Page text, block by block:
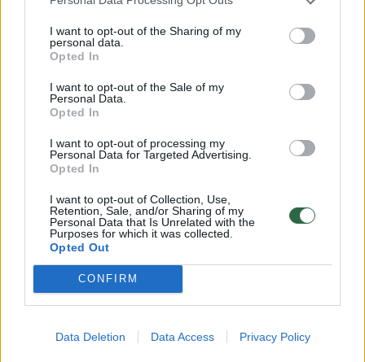
I want to opt-out of the Sharing of my
personal data.
Opted In
I want to opt-out of the Sale of my
Personal Data.
Opted In
I want to opt-out of processing my
Personal Data for Targeted Advertising.
Opted In
I want to opt-out of Collection, Use,
Retention, Sale, and/or Sharing of my
Personal Data that Is Unrelated with the
Purposes for which it was collected.
Opted Out
CONFIRM
Data Deletion Data Access Privacy Policy
peržengė sporto ribas – tai stipri
bendruomenė, jungianti žmones ir įkvepianti
veikti kartu. Kaip aikštėje pergalės
nepasiekiamos be pasiruošimo, taip ir
kasdienybėje turime būti pasirengę
direktorius Ignas Vyšniauskas.
„Pasiruošę bet kam“ kampanija, kuri yra
„Žaliosios tribūnos“ iniciatyvos tęsinys, skirta
būtent gyventojų pasirengimo
nenumatytiems scenarijams skatinimui. Nuo
gegužės 10 d. iki birželio 20 d. Lietuvos
gyventojai galės mokytis civilinės saugos